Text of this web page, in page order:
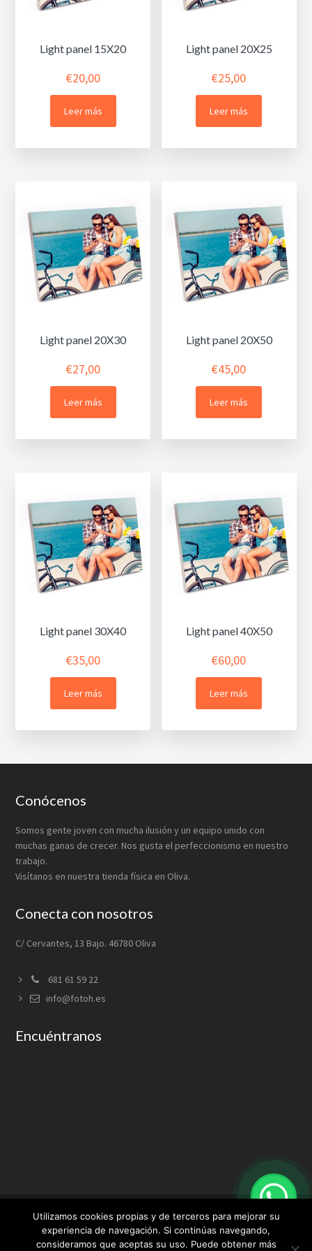
Light panel 15X20
€20,00
Leer más
Light panel 20X25
€25,00
Leer más
Light panel 20X30
€27,00
Leer más
Light panel 20X50
€45,00
Leer más
Light panel 30X40
€35,00
Leer más
Light panel 40X50
€60,00
Leer más
Footer
Conócenos
Somos gente joven con mucha ilusión y un equipo unido con
muchas ganas de crecer. Nos gusta el perfeccionismo en nuestro
trabajo.
Visítanos en nuestra tienda física en Oliva.
Conecta con nosotros
C/ Cervantes, 13 Bajo. 46780 Oliva
681 61 59 22
info@fotoh.es
Encuéntranos
Aviso Legal Condiciones de uso Política de privacidad
Utilizamos cookies propias y de terceros para mejorar su
experiencia de navegación. Si continúas navegando,
consideramos que aceptas su uso. Puede obtener más